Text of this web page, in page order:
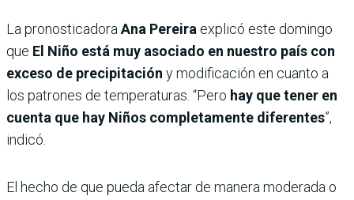
La pronosticadoraAna Pereira explicó este domingo
que El Niño está muy asociado en nuestro país con
exceso de precipitación y modificación en cuanto a
los patrones de temperaturas. “Pero hay que tener en
cuenta que hay Niños completamente diferentes”,
indicó.
El hecho de que pueda afectar de manera moderada o